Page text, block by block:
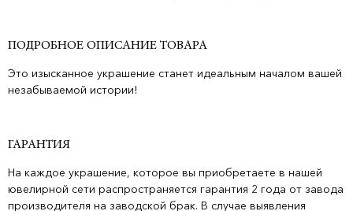
ПОДРОБНОЕ ОПИСАНИЕ ТОВАРА
Это изысканное украшение станет идеальным началом вашей
незабываемой истории!
ГАРАНТИЯ
На каждое украшение, которое вы приобретаете в нашей
ювелирной сети распространяется гарантия 2 года от завода
производителя на заводской брак. В случае выявления